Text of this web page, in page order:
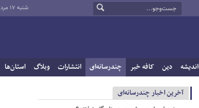
شنبه ۱۷ مرداد ۱۴۰۵
اندیشه دین کافه خبر چندرسانه‌ای انتشارات وبلاگ استان‌ها
آخرین اخبار چندرسانه‌ای